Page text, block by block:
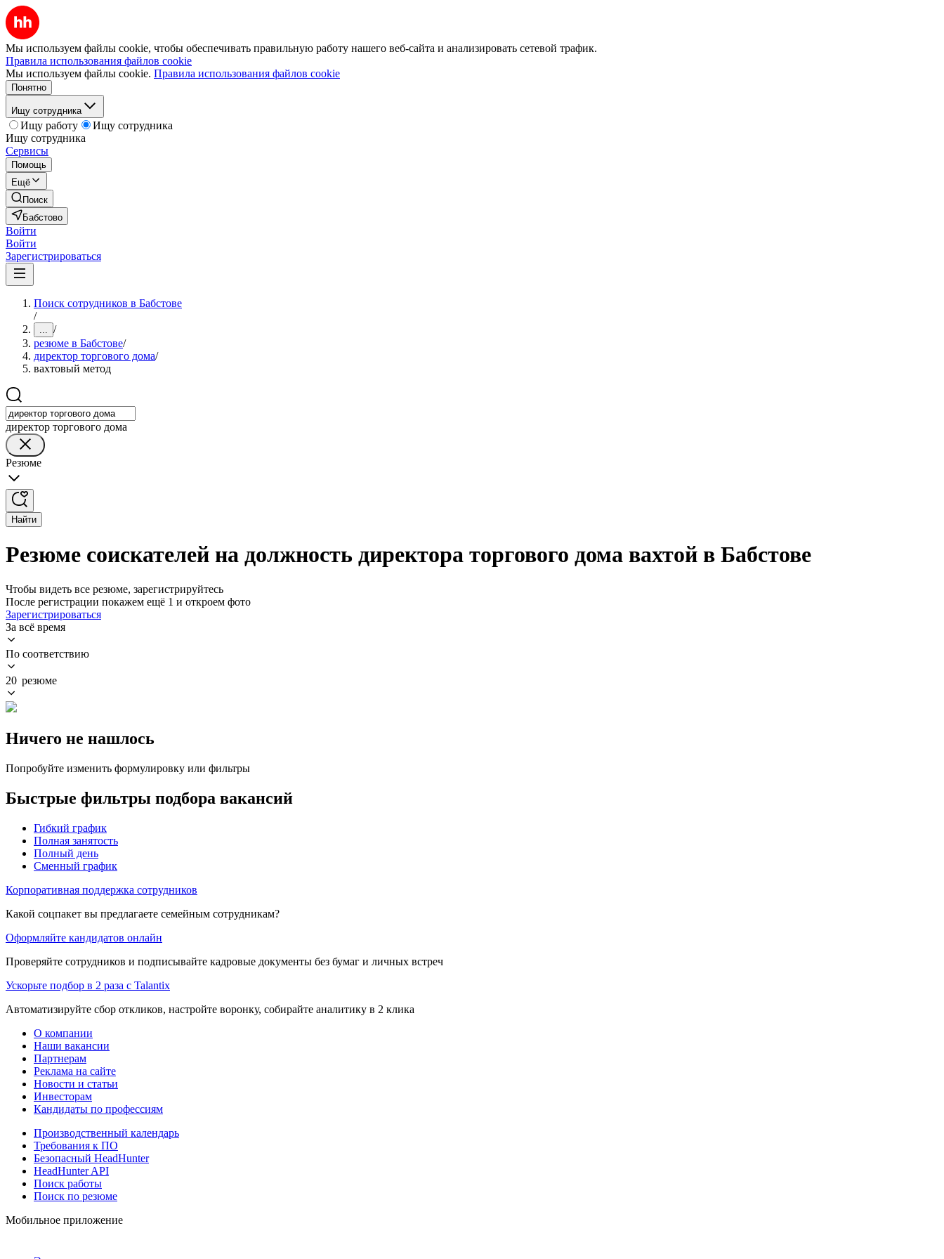
Мы используем файлы cookie, чтобы обеспечивать правильную работу нашего веб-сайта и анализировать сетевой трафик.
Правила использования файлов cookie
Мы используем файлы cookie. Правила использования файлов cookie
Понятно
Ищу сотрудника
Ищу работу
Ищу сотрудника
Ищу сотрудника
Сервисы
Помощь
Ещё
Поиск
Бабстово
Войти
Войти
Зарегистрироваться
Поиск сотрудников в Бабстове
/
... /
резюме в Бабстове/
директор торгового дома/
вахтовый метод
директор торгового дома
Резюме
Найти
Резюме соискателей на должность директора торгового дома вахтой в Бабстове
Чтобы видеть все резюме, зарегистрируйтесь
После регистрации покажем ещё 1 и откроем фото
Зарегистрироваться
За всё время
По соответствию
20 резюме
Ничего не нашлось
Попробуйте изменить формулировку или фильтры
Быстрые фильтры подбора вакансий
Гибкий график
Полная занятость
Полный день
Сменный график
Корпоративная поддержка сотрудников
Какой соцпакет вы предлагаете семейным сотрудникам?
Оформляйте кандидатов онлайн
Проверяйте сотрудников и подписывайте кадровые документы без бумаг и личных встреч
Ускорьте подбор в 2 раза с Talantix
Автоматизируйте сбор откликов, настройте воронку, собирайте аналитику в 2 клика
О компании
Наши вакансии
Партнерам
Реклама на сайте
Новости и статьи
Инвесторам
Кандидаты по профессиям
Производственный календарь
Требования к ПО
Безопасный HeadHunter
HeadHunter API
Поиск работы
Поиск по резюме
Мобильное приложение